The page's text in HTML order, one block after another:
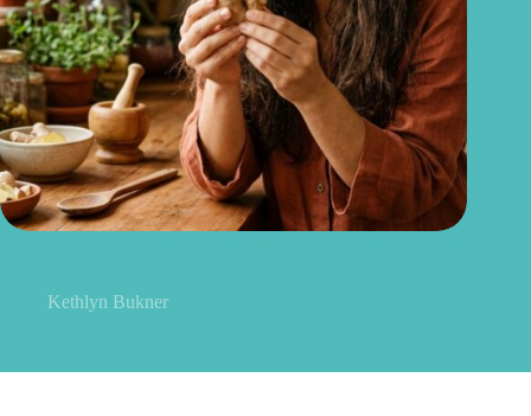
Kethlyn Bukner